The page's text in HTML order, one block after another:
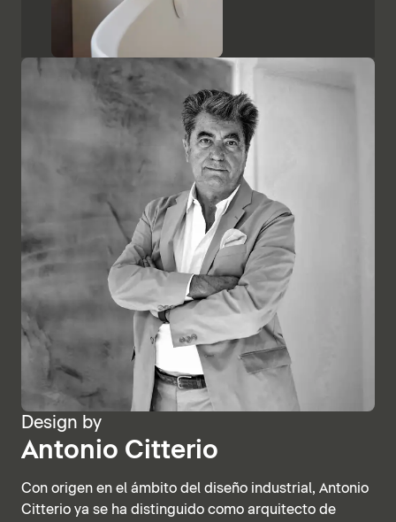
Design by
Antonio Citterio
Con origen en el ámbito del diseño industrial, Antonio
Citterio ya se ha distinguido como arquitecto de